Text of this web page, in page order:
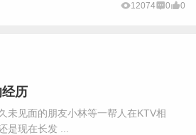
12074 0 0
历
见面的朋友小林等一帮人在KTV相
是现在长发 ...